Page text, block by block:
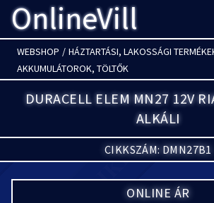
OnlineVill
WEBSHOP / HÁZTARTÁSI, LAKOSSÁGI
AKKUMULÁTOROK, TÖLTŐK
DURACELL ELEM MN27 12V
ALKÁLI
CIKKSZÁM: DMN27B1
ONLINE ÁR